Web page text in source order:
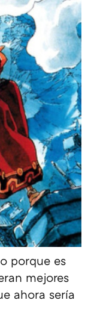
porque es
mejores
ahora sería